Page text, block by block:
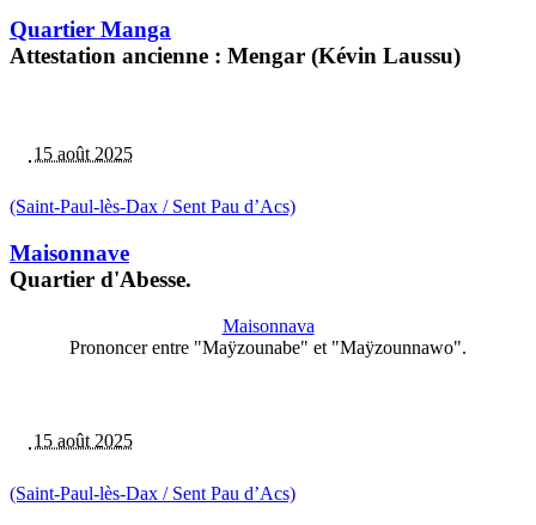
Quartier Manga
Attestation ancienne : Mengar (Kévin Laussu)
15 août 2025
(Saint-Paul-lès-Dax / Sent Pau d’Acs)
Maisonnave
Quartier d'Abesse.
Maisonnava
Prononcer entre "Maÿzounabe" et "Maÿzounnawo".
15 août 2025
(Saint-Paul-lès-Dax / Sent Pau d’Acs)